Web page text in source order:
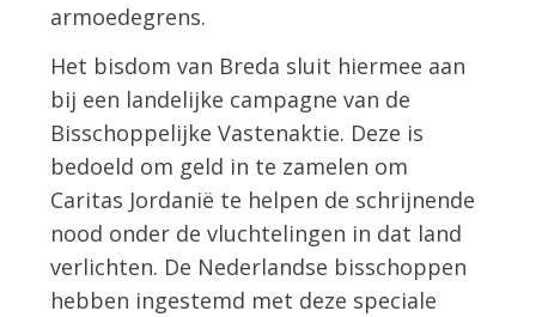
armoedegrens.
Het bisdom van Breda sluit hiermee aan
bij een landelijke campagne van de
Bisschoppelijke Vastenaktie. Deze is
bedoeld om geld in te zamelen om
Caritas Jordanië te helpen de schrijnende
nood onder de vluchtelingen in dat land
verlichten. De Nederlandse bisschoppen
hebben ingestemd met deze speciale